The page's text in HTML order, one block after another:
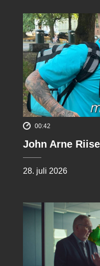
00:42
John Arne
28. juli 2026